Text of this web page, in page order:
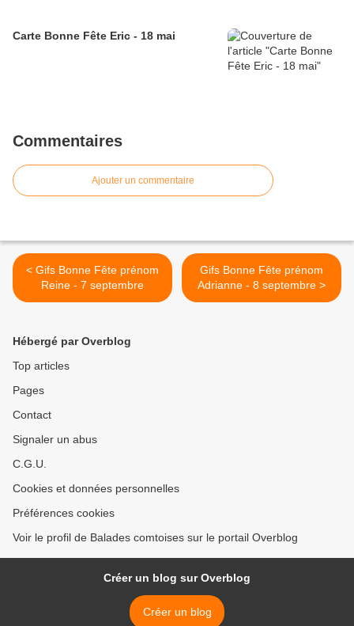
Carte Bonne Fête Eric - 18 mai
Commentaires
Ajouter un commentaire
< Gifs Bonne Fête prénom
Reine - 7 septembre
Gifs Bonne Fête prénom
Adrianne - 8 septembre >
Hébergé par Overblog
Top articles
Pages
Contact
Signaler un abus
C.G.U.
Cookies et données personnelles
Préférences cookies
Voir le profil de Balades comtoises sur le portail Overblog
Créer un blog sur Overblog
Créer un blog